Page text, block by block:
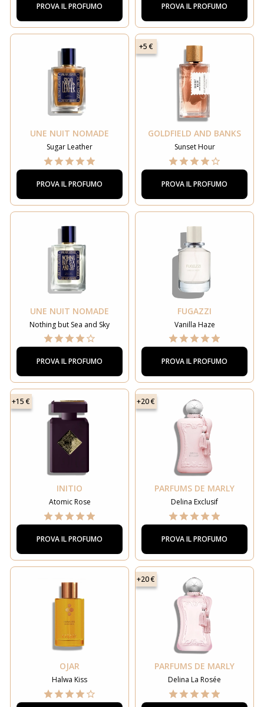
PROVA IL PROFUMO PROVA IL PROFUMO
UNE NUIT NOMADE
Sugar Leather
PROVA IL PROFUMO
+5 €
GOLDFIELD AND BANKS
Sunset Hour
PROVA IL PROFUMO
UNE NUIT NOMADE
Nothing but Sea and Sky
PROVA IL PROFUMO
FUGAZZI
Vanilla Haze
PROVA IL PROFUMO
+15 €
INITIO
Atomic Rose
PROVA IL PROFUMO
+20 €
PARFUMS DE MARLY
Delina Exclusif
PROVA IL PROFUMO
OJAR
Halwa Kiss
+20 €
PARFUMS DE MARLY
Delina La Rosée